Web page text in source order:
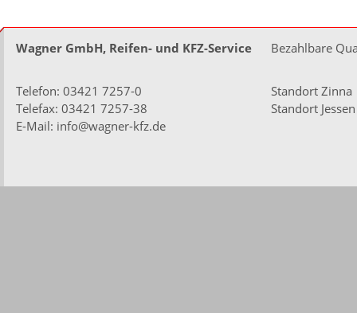
Wagner GmbH, Reifen- und KFZ-Service Bezahlbare
Telefon: 03421 7257-0
Telefax: 03421 7257-38
E-Mail: info@wagner-kfz.de
Standort Zinna
Standort Jessen